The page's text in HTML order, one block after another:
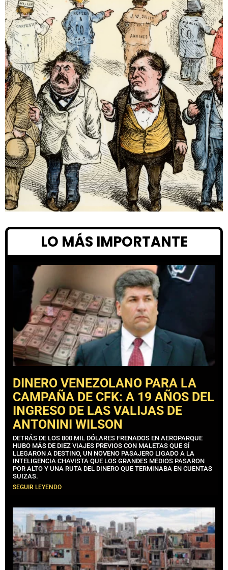
LO MÁS IMPORTANTE
DINERO VENEZOLANO PARA LA
CAMPAÑA DE CFK: A 19 AÑOS DEL
INGRESO DE LAS VALIJAS DE
ANTONINI WILSON
DETRÁS DE LOS 800 MIL DÓLARES FRENADOS EN AEROPARQUE
HUBO MÁS DE DIEZ VIAJES PREVIOS CON MALETAS QUE SÍ
LLEGARON A DESTINO, UN NOVENO PASAJERO LIGADO A LA
INTELIGENCIA CHAVISTA QUE LOS GRANDES MEDIOS PASARON
POR ALTO Y UNA RUTA DEL DINERO QUE TERMINABA EN CUENTAS
SUIZAS.
SEGUIR LEYENDO